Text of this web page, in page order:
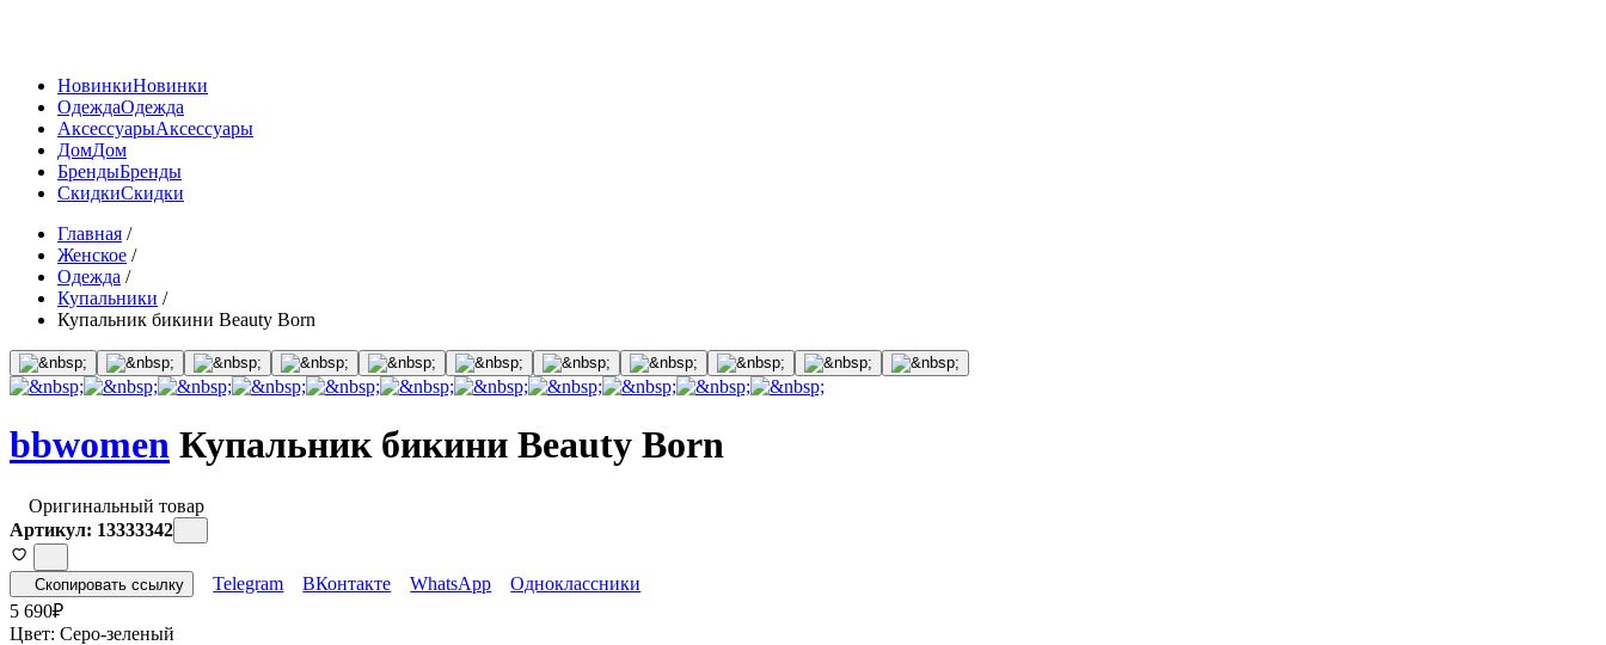
НовинкиНовинки
ОдеждаОдежда
АксессуарыАксессуары
ДомДом
БрендыБренды
СкидкиСкидки
Главная /
Женское /
Одежда /
Купальники /
Купальник бикини Beauty Born
bbwomen Купальник бикини Beauty Born
Оригинальный товар
Артикул: 13333342
Скопировать ссылку Telegram ВКонтакте WhatsApp
Одноклассники
5 690₽
Цвет: Серо-зеленый